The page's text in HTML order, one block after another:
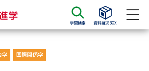
学問検索 資料請求BOX
料請求
学 国際関係学